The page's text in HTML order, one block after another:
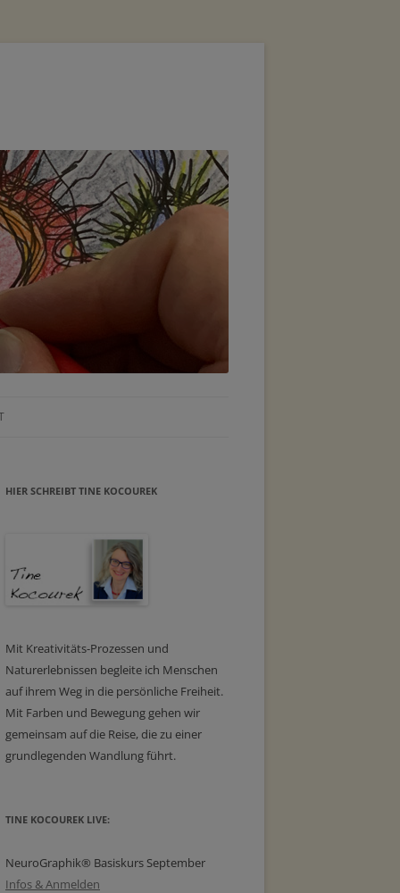
HIER SCHREIBT TINE KOCOUREK
Mit Kreativitäts-Prozessen und
Naturerlebnissen begleite ich Menschen
auf ihrem Weg in die persönliche Freiheit.
Mit Farben und Bewegung gehen wir
gemeinsam auf die Reise, die zu einer
grundlegenden Wandlung führt.
TINE KOCOUREK LIVE:
NeuroGraphik® Basiskurs September
Infos & Anmelden